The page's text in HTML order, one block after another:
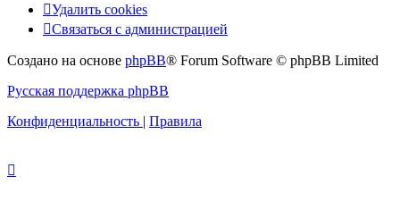
Удалить cookies
Связаться с администрацией
Создано на основе phpBB® Forum Software © phpBB Limited
Русская поддержка phpBB
Конфиденциальность
Правила